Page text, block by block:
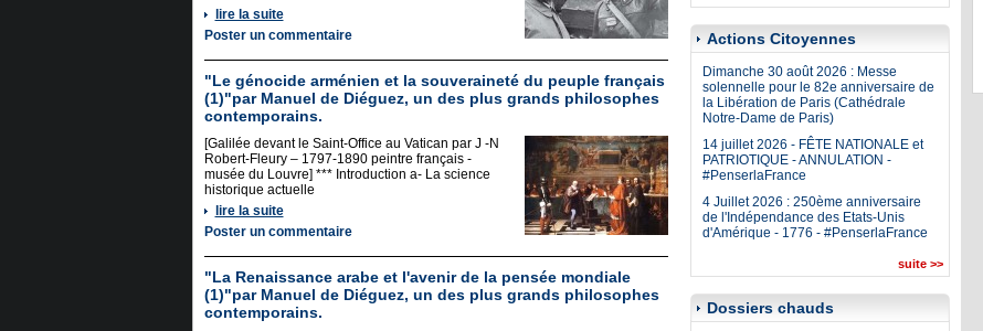
lire la suite
Poster un commentaire
"Le génocide arménien et la souveraineté du peuple français
(1)"par Manuel de Diéguez, un des plus grands philosophes
contemporains.
[Galilée devant le Saint-Office au Vatican par J -N
Robert-Fleury – 1797-1890 peintre français -
musée du Louvre] *** Introduction a- La science
historique actuelle
lire la suite
Poster un commentaire
"La Renaissance arabe et l'avenir de la pensée mondiale
(1)"par Manuel de Diéguez, un des plus grands philosophes
contemporains.
Actions Citoyennes
Dimanche 30 août 2026 : Messe
solennelle pour le 82e anniversaire de
la Libération de Paris (Cathédrale
Notre-Dame de Paris)
14 juillet 2026 - FÊTE NATIONALE et
PATRIOTIQUE - ANNULATION -
#PenserlaFrance
4 Juillet 2026 : 250ème anniversaire
de l'Indépendance des Etats-Unis
d'Amérique - 1776 - #PenserlaFrance
suite >>
Dossiers chauds